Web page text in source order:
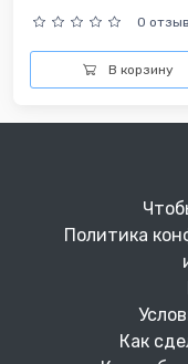
0
В корзину
Политика
Как